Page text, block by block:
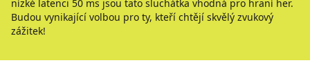
nízké latenci 50 ms jsou tato sluchátka vhodná pro hraní her.
Budou vynikající volbou pro ty, kteří chtějí skvělý zvukový
zážitek!